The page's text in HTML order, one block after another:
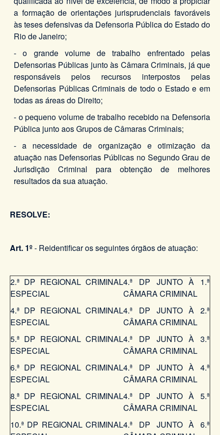
a formação de orientações jurisprudenciais favoráveis
às teses defensivas da Defensoria Pública do Estado do
Rio de Janeiro;
- o grande volume de trabalho enfrentado pelas
Defensorias Públicas junto às Câmara Criminais, já que
responsáveis pelos recursos interpostos pelas
Defensorias Públicas Criminais de todo o Estado e em
todas as áreas do Direito;
- o pequeno volume de trabalho recebido na Defensoria
Pública junto aos Grupos de Câmaras Criminais;
- a necessidade de organização e otimização da
atuação nas Defensorias Públicas no Segundo Grau de
Jurisdição Criminal para obtenção de melhores
resultados da sua atuação.
RESOLVE:
Art. 1º- Reidentificar os seguintes órgãos de atuação:
2.ª DP REGIONAL CRIMINAL
ESPECIAL
4.ª DP JUNTO À 1.ª
CÂMARA CRIMINAL
4.ª DP REGIONAL CRIMINAL
ESPECIAL
4.ª DP JUNTO À 2.ª
CÂMARA CRIMINAL
5.ª DP REGIONAL CRIMINAL
ESPECIAL
4.ª DP JUNTO À 3.ª
CÂMARA CRIMINAL
6.ª DP REGIONAL CRIMINAL
ESPECIAL
4.ª DP JUNTO À 4.ª
CÂMARA CRIMINAL
8.ª DP REGIONAL CRIMINAL
ESPECIAL
4.ª DP JUNTO À 5.ª
CÂMARA CRIMINAL
10.ª DP REGIONAL CRIMINAL4.ª DP JUNTO À 6.ª